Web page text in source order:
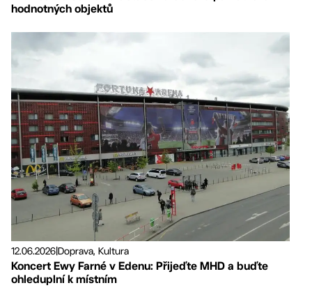
hodnotných objektů
12.06.2026Doprava, Kultura
Koncert Ewy Farné v Edenu: Přijeďte MHD a buďte
ohleduplní k místním